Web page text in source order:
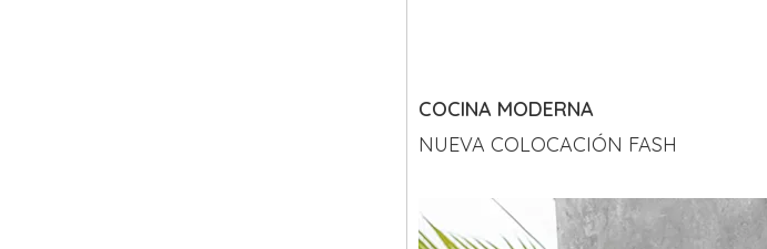
COCINA MODERNA
NUEVA COLOCACIÓN FASH